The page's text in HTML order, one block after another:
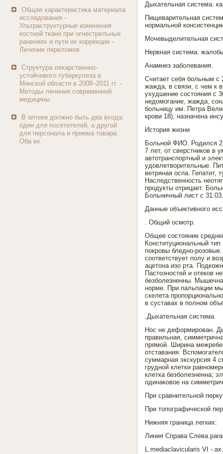
Общая характеристика материала
исследования -
Ультраструктурные изменения
костной ткани при огнестрельных
ранениях и пути их коррекции -
Лечение переломов
Структура лекарственно-
устойчивого туберкулеза в
Минской области в 2008–2011 гг. -
Методы лечения современной
медицины
В аптеке должно быть два входа:
один для посетителей, а другой
для персонала и приема товара.
Оба вх
Дыхательная система:
Пищеварительная
нормальной
Мочевыделительная
Нервная система:
Анамнез заболевания.
Считает себя больным с
жажда, в связи, с чем к
ухудшение состояния с
недомогание, жажда,
больницу им. Петра
крови 18), назначена
История жизни
Больной ФИО. Родился
7 лет, от сверстников в
автотранспортный и
удовлетворительные.
ветряная оспа. Гепатит,
Наследственность
продукты отрицает.
Больничный лист с
Данные объективного
. Общий осмотр.
Общее состояние
Конституциональный
покровы бледно-
соответствует полу и
ацетона изо рта.
Пастозностей и отеков
безболезненны.
норме. При пальпации
скелета
в суставах в полном
.Дыхательная система.
Нос не деформирован.
правильная,
прямой. Ширина
отставания.
суммарная экскурсия 4
грудной клетки
клетка безболезненна;
одинаковое на
При сравнительной
При топографической
Нижняя граница легких:
Линия Справа
L.mediaclavicularis VI -